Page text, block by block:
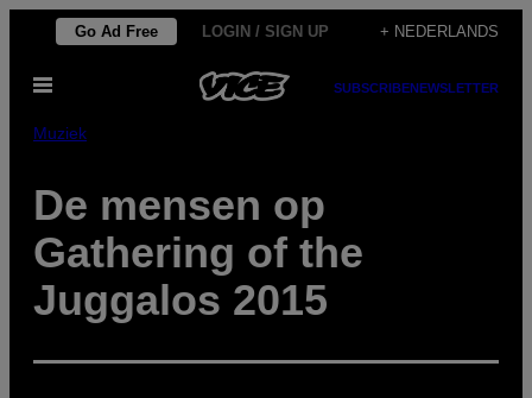
de
inhoud
Go Ad Free LOGIN / SIGN UP + NEDERLANDS
Open
SUBSCRIBENEWSLETTER
Muziek
De mensen op
Gathering of the
Juggalos 2015